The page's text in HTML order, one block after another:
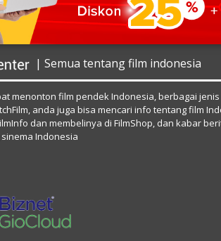
| Semua tentang film indonesia
menonton film pendek Indonesia, berbagai
anda juga bisa mencari info tentang film
dan membelinya di FilmShop, dan kabar
Indonesia